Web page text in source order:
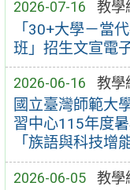
2026-07-16 教學
「30+大學－當
班」招生文宣電
2026-06-16 教學
國立臺灣師範大
習中心115年度
「族語與科技增
2026-06-05 教學